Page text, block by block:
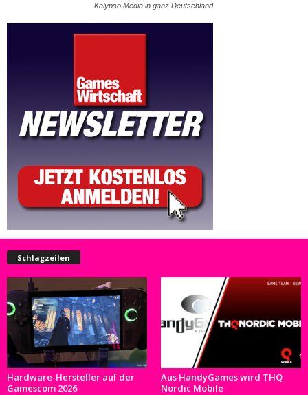
Kalypso Media in ganz Deutschland
Schlagzeilen
Hardware-Hersteller auf der
Gamescom 2026
Aus HandyGames wird THQ
Nordic Mobile